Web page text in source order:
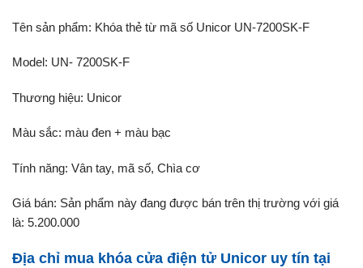
Tên sản phẩm: Khóa thẻ từ mã số Unicor UN-7200SK-F
Model: UN- 7200SK-F
Thương hiệu: Unicor
Màu sắc: màu đen + màu bạc
Tính năng: Vân tay, mã số, Chìa cơ
Giá bán: Sản phẩm này đang được bán trên thị trường với giá
là: 5.200.000
Địa chỉ mua khóa cửa điện tử Unicor uy tín tại